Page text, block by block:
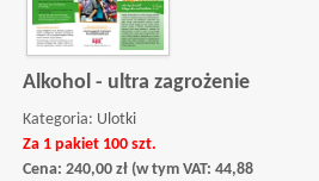
Alkohol - ultra zagrożenie
Kategoria: Ulotki
Za 1 pakiet 100 szt.
Cena:240,00 zł (w tym VAT:44,88